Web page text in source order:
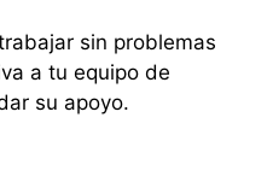
sin problemas
a tu equipo de
su apoyo.